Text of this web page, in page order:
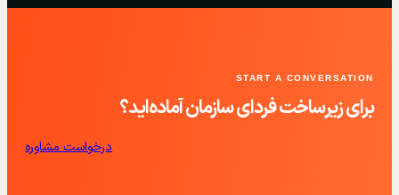
START A CONVERSATION
برای زیرساخت فردای سازمان آماده‌اید؟
درخواست مشاوره